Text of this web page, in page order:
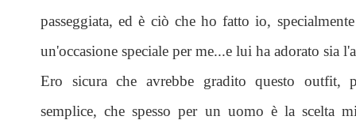
passeggiata, ed è ciò che ho fatto io,
un'occasione speciale per me...e lui ha adorato sia
Ero sicura che avrebbe gradito questo outfit,
semplice, che spesso per un uomo è la scelta